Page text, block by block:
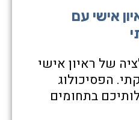
אישי עם
של ראיון אישי
הפסיכולוג
בתחומים